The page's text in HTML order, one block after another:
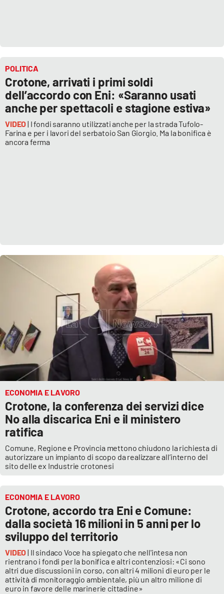
POLITICA
Crotone, arrivati i primi soldi
dell’accordo con Eni: «Saranno usati
anche per spettacoli e stagione estiva»
VIDEO| I fondi saranno utilizzati anche per la strada Tufolo-
Farina e per i lavori del serbatoio San Giorgio. Ma la bonifica è
ancora ferma
ECONOMIA E LAVORO
Crotone, la conferenza dei servizi dice
No alla discarica Eni e il ministero
ratifica
Comune, Regione e Provincia mettono chiudono la richiesta di
autorizzare un impianto di scopo da realizzare all’interno del
sito delle ex Industrie crotonesi
ECONOMIA E LAVORO
Crotone, accordo tra Eni e Comune:
dalla società 16 milioni in 5 anni per lo
sviluppo del territorio
VIDEO| Il sindaco Voce ha spiegato che nell'intesa non
rientrano i fondi per la bonifica e altri contenziosi: «Ci sono
altri due discussioni in corso, con altri 4 milioni di euro per le
attività di monitoraggio ambientale, più un altro milione di
euro in favore delle marinerie cittadine»